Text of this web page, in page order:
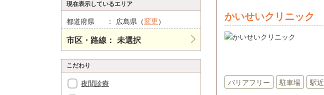
現在表示しているエリア
都道府県 広島県（変更）
市区・路線 未選択
こだわり
夜間診療
かいせいクリニック
バリアフリー 駐車場 駅近